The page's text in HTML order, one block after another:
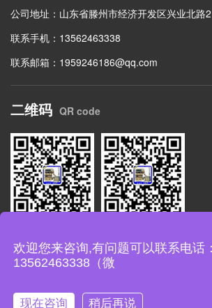
公司地址：山东省滕州市经济开发区兴业北路
联系手机：13562463338
联系邮箱：1959246186@qq.com
二维码 QR code
Copyright © 2002-2018 众友重工 四柱液压机
欢迎您来咨询,有问题可以联系电话：
13562463338（微
现在咨询 稍后再说